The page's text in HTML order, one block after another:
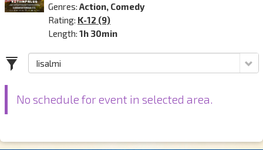
Genres:Action, Comedy
Rating: K-12 (9)
Length:1h 30min
No schedule for event in selected area.